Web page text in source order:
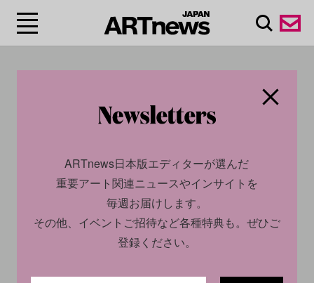
GREENBERGER
ARTnews日本版エディターが選んだ
重要アート関連ニュースやインサイトを
毎週お届けします。
その他、イベントご招待など各種特典も。ぜひご
登録ください。